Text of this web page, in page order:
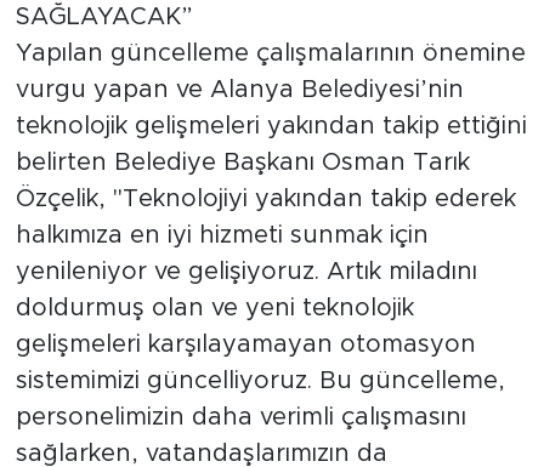
SAĞLAYACAK”
Yapılan güncelleme çalışmalarının önemine
vurgu yapan ve Alanya Belediyesi’nin
teknolojik gelişmeleri yakından takip ettiğini
belirten Belediye Başkanı Osman Tarık
Özçelik, "Teknolojiyi yakından takip ederek
halkımıza en iyi hizmeti sunmak için
yenileniyor ve gelişiyoruz. Artık miladını
doldurmuş olan ve yeni teknolojik
gelişmeleri karşılayamayan otomasyon
sistemimizi güncelliyoruz. Bu güncelleme,
personelimizin daha verimli çalışmasını
sağlarken, vatandaşlarımızın da